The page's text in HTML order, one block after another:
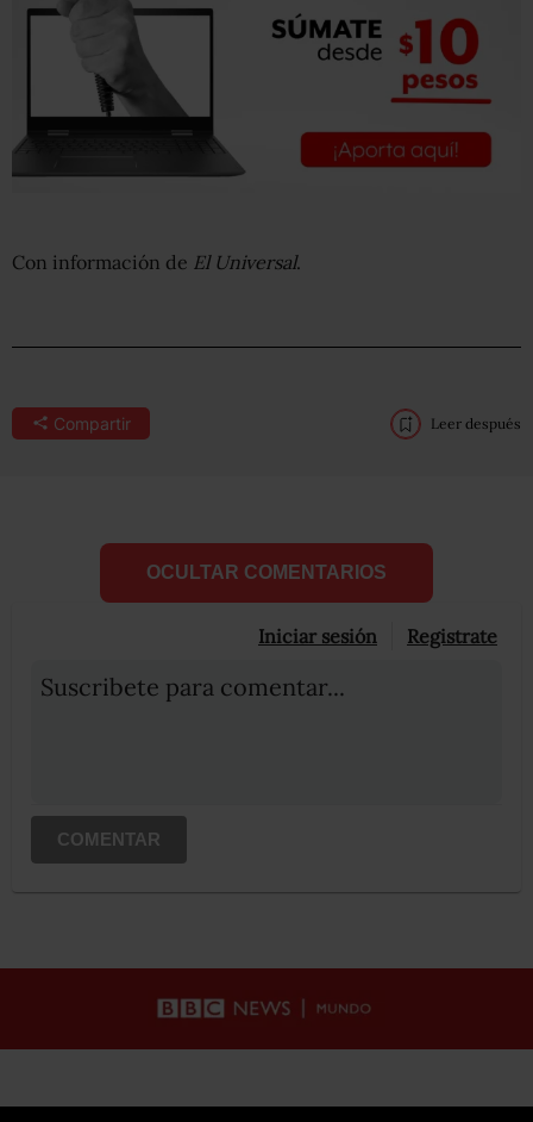
Con información de El Universal.
Compartir Leer después
OCULTAR COMENTARIOS
Iniciar sesión Registrate
Suscribete para comentar...
COMENTAR